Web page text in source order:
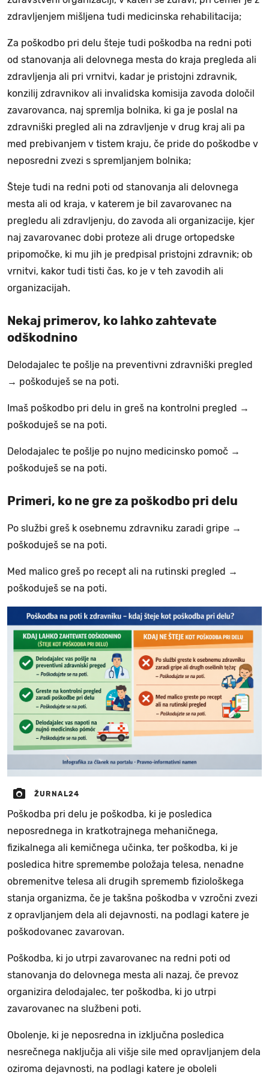
zdravljenjem mišljena tudi medicinska rehabilitacija;
Za poškodbo pri delu šteje tudi poškodba na redni poti
od stanovanja ali delovnega mesta do kraja pregleda ali
zdravljenja ali pri vrnitvi, kadar je pristojni zdravnik,
konzilij zdravnikov ali invalidska komisija zavoda določil
zavarovanca, naj spremlja bolnika, ki ga je poslal na
zdravniški pregled ali na zdravljenje v drug kraj ali pa
med prebivanjem v tistem kraju, če pride do poškodbe v
neposredni zvezi s spremljanjem bolnika;
Šteje tudi na redni poti od stanovanja ali delovnega
mesta ali od kraja, v katerem je bil zavarovanec na
pregledu ali zdravljenju, do zavoda ali organizacije, kjer
naj zavarovanec dobi proteze ali druge ortopedske
pripomočke, ki mu jih je predpisal pristojni zdravnik; ob
vrnitvi, kakor tudi tisti čas, ko je v teh zavodih ali
organizacijah.
Nekaj primerov, ko lahko zahtevate
odškodnino
Delodajalec te pošlje na preventivni zdravniški pregled
→ poškoduješ se na poti.
Imaš poškodbo pri delu in greš na kontrolni pregled →
poškoduješ se na poti.
Delodajalec te pošlje po nujno medicinsko pomoč →
poškoduješ se na poti.
Primeri, ko ne gre za poškodbo pri delu
Po službi greš k osebnemu zdravniku zaradi gripe →
poškoduješ se na poti.
Med malico greš po recept ali na rutinski pregled →
poškoduješ se na poti.
ŽURNAL24
Poškodba pri delu je poškodba, ki je posledica
neposrednega in kratkotrajnega mehaničnega,
fizikalnega ali kemičnega učinka, ter poškodba, ki je
posledica hitre spremembe položaja telesa, nenadne
obremenitve telesa ali drugih sprememb fiziološkega
stanja organizma, če je takšna poškodba v vzročni zvezi
z opravljanjem dela ali dejavnosti, na podlagi katere je
poškodovanec zavarovan.
Poškodba, ki jo utrpi zavarovanec na redni poti od
stanovanja do delovnega mesta ali nazaj, če prevoz
organizira delodajalec, ter poškodba, ki jo utrpi
zavarovanec na službeni poti.
Obolenje, ki je neposredna in izključna posledica
nesrečnega naključja ali višje sile med opravljanjem dela
oziroma dejavnosti, na podlagi katere je oboleli